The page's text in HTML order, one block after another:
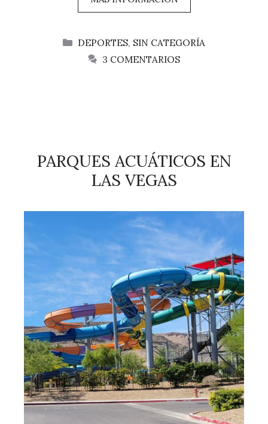
CATEGORÍAS
DEPORTES, SIN CATEGORÍA
3 COMENTARIOS
PARQUES ACUÁTICOS EN
LAS VEGAS